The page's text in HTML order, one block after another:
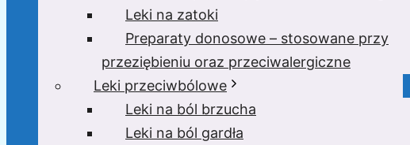
Leki na zatoki
Preparaty donosowe – stosowane przy
przeziębieniu oraz przeciwalergiczne
Leki przeciwbólowe
Leki na ból brzucha
Leki na ból gardła